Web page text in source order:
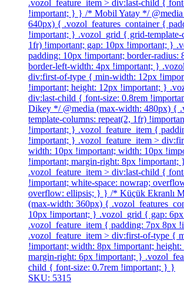
.vozol_feature_item > div:last-child {
!important; } } /* Mobil Yatay */
640px) { .vozol_features_container {
!important; } .vozol_grid { grid-template-
1fr) !important; gap: 10px !important; }
padding: 10px !important; border-radius:
border-left-width: 4px !important; }
div:first-of-type { min-width: 12px
!important; height: 12px !important; }
div:last-child { font-size: 0.8rem
Dikey */ @media (max-width: 480px) {
template-columns: repeat(2, 1fr)
!important; } .vozol_feature_item {
!important; } .vozol_feature_item >
width: 10px !important; width: 10px
!important; margin-right: 8px !important;
.vozol_feature_item > div:last-child {
!important; white-space: nowrap;
overflow: ellipsis; } } /* Küçük Ekranlı
(max-width: 360px) {
10px !important; } .vozol_grid { gap:
.vozol_feature_item { padding: 7px 8px
.vozol_feature_item > div:first-of-type {
!important; width: 8px !important;
margin-right: 6px !important; }
child { font-size: 0.7rem !important; } }
SKU: 5315